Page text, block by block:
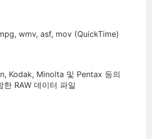
wmv, asf, mov (QuickTime)
Kodak, Minolta 및 Pentax 등의
한 RAW 데이터 파일